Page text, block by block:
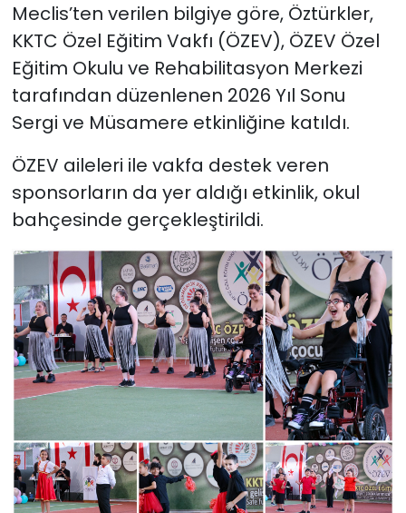
Meclis’ten verilen bilgiye göre, Öztürkler,
KKTC Özel Eğitim Vakfı (ÖZEV), ÖZEV Özel
Eğitim Okulu ve Rehabilitasyon Merkezi
tarafından düzenlenen 2026 Yıl Sonu
Sergi ve Müsamere etkinliğine katıldı.
ÖZEV aileleri ile vakfa destek veren
sponsorların da yer aldığı etkinlik, okul
bahçesinde gerçekleştirildi.
Teknoloji
TÜRKiYE
Video Galeri
YAŞAM
Yazarlar